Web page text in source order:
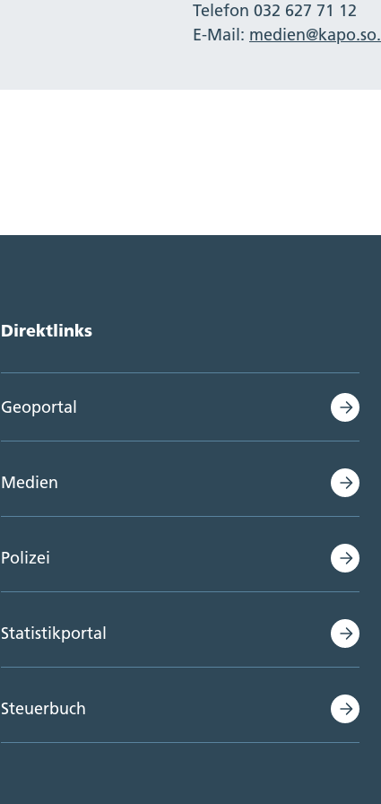
Telefon 032 627 71 12
E-Mail:
Direktlinks
Geoportal
Medien
Polizei
Statistikportal
Steuerbuch